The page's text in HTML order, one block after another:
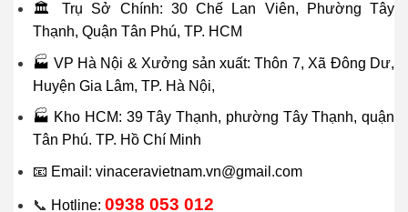
🏛 Trụ Sở Chính: 30 Chế Lan Viên, Phường Tây
Thạnh, Quận Tân Phú, TP. HCM
🏭 VP Hà Nội & Xưởng sản xuất: Thôn 7, Xã Đông Dư,
Huyện Gia Lâm, TP. Hà Nội,
🏭 Kho HCM: 39 Tây Thạnh, phường Tây Thạnh, quận
Tân Phú. TP. Hồ Chí Minh
📧 Email: vinaceravietnam.vn@gmail.com
📞 Hotline: 0938 053 012